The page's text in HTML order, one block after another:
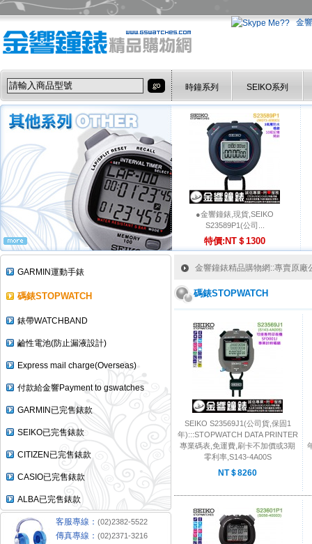
金
時鐘系列 SEIKO系列
●金響鐘錶,現貨,SEIKO
S23589P1(公司...
特價:NT＄1300
GARMIN運動手錶
碼錶STOPWATCH
錶帶WATCHBAND
鹼性電池(防止漏液設計)
Express mail charge(Overseas)
付款給金響Payment to gswatches
GARMIN已完售錶款
SEIKO已完售錶款
CITIZEN已完售錶款
CASIO已完售錶款
ALBA已完售錶款
客服專線： (02)2382-5522
傳真專線： (02)2371-3216
金響鐘錶精品購物網::專賣原廠
碼錶STOPWATCH
SEIKO S23569J1(公司貨,保固1
年):::STOPWATCH DATA PRINTER
專業碼表,免運費,刷卡不加價或3期
零利率,S143-4A00S
NT＄8260